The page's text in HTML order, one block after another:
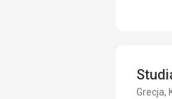
Grecja,